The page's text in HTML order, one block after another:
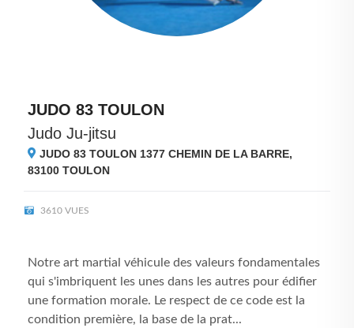
JUDO 83 TOULON
Judo Ju-jitsu
JUDO 83 TOULON 1377 CHEMIN DE LA BARRE,
83100 TOULON
3610 VUES
Notre art martial véhicule des valeurs fondamentales
qui s'imbriquent les unes dans les autres pour édifier
une formation morale. Le respect de ce code est la
condition première, la base de la prat...